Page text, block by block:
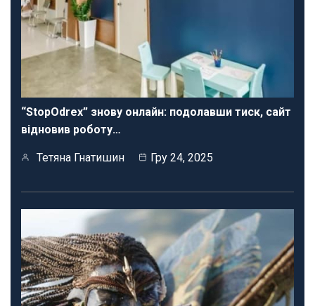
“StopOdrex” знову онлайн: подолавши тиск, сайт
відновив роботу…
Тетяна Гнатишин Гру 24, 2025